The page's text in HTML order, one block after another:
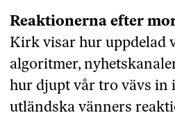
Reaktionerna efter
Kirk visar hur uppdelad
algoritmer,
hur djupt vår tro vävs in
utländska vänners